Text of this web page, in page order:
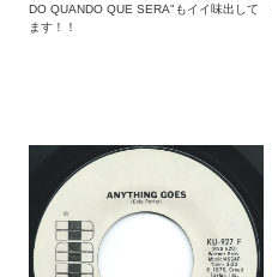
DO QUANDO QUE SERA"もイイ味出して
ます！！